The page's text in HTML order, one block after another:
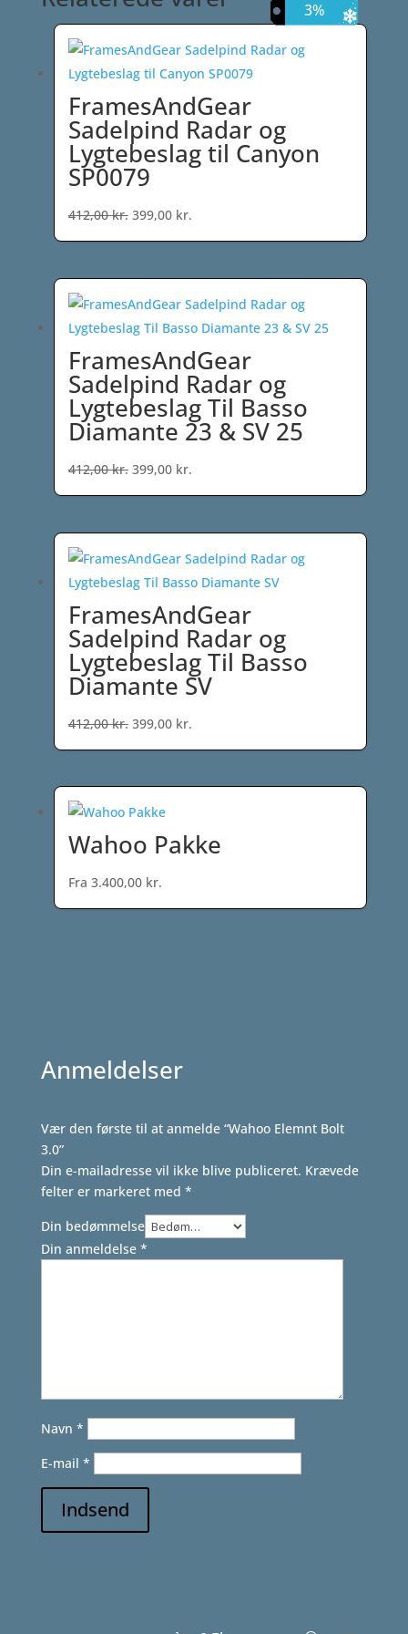
3%
FramesAndGear
Sadelpind Radar og
Lygtebeslag til Canyon
SP0079
412,00kr. Den
oprindelige
412,00 kr..
399,00 kr.Den
aktuelle
399,00 kr..
3%
FramesAndGear
Sadelpind Radar og
Lygtebeslag Til Basso
Diamante 23 & SV 25
412,00kr. Den
oprindelige
var:
412,00 kr..
399,00 kr.Den
aktuelle
er:
399,00 kr..
3%
FramesAndGear
Sadelpind Radar og
Lygtebeslag Til Basso
Diamante SV
412,00kr. Den
oprindelige
412,00 kr..
399,00 kr.
aktuelle
Wahoo Pakke
Fra 3.400,00 kr.
Anmeldelser
Vær den første til at anmelde “Wahoo Elemnt Bolt
3.0”
Din e-mailadresse vil ikke blive publiceret. Krævede
felter er markeret med *
Din bedømmelse
Din anmeldelse *
Navn *
E-mail *
Indsend